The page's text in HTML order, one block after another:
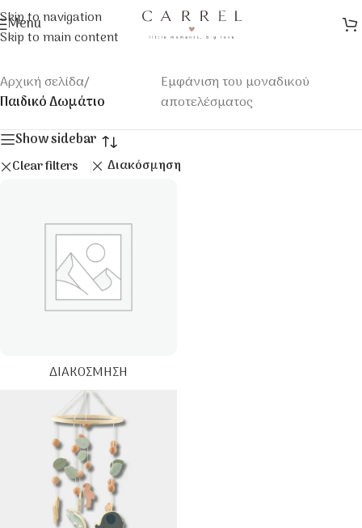
Skip to navigation
Skip to main content
Menu
Αρχική σελίδα/
Παιδικό Δωμάτιο
Εμφάνιση του μοναδικού
αποτελέσματος
Show sidebar
Clear filters Διακόσμηση
ΔΙΑΚΌΣΜΗΣΗ